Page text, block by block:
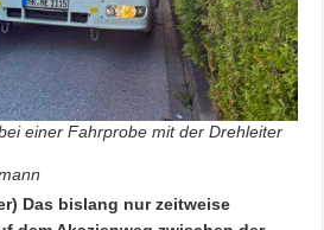
einer Fahrprobe mit der Drehleiter
Das bislang nur zeitweise